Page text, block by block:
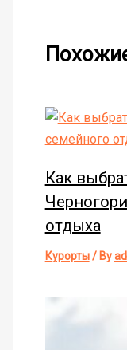
Как
отдыха
Курорты/ By